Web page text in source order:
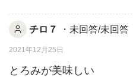
チロ７ ・未回答/未回答
2021年12月25日
とろみが美味しい